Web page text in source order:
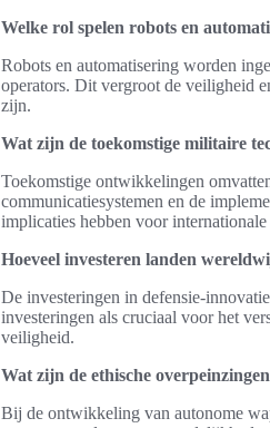
Welke rol spelen robots en
Robots en automatisering worden
operators. Dit vergroot de veiligheid
zijn.
Wat zijn de toekomstige militaire
Toekomstige ontwikkelingen
communicatiesystemen en de
implicaties hebben voor
Hoeveel investeren landen
De investeringen in defensie-
investeringen als cruciaal voor het
veiligheid.
Wat zijn de ethische
Bij de ontwikkeling van autonome